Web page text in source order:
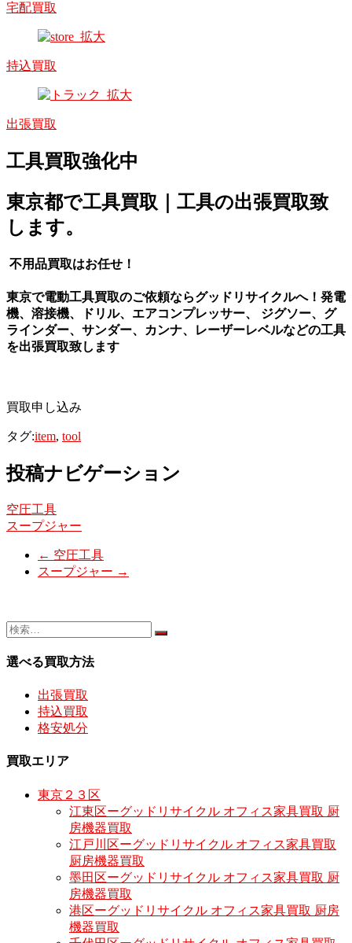
宅配買取
持込買取
出張買取
工具買取強化中
東京都で工具買取｜工具の出張買取致
します。
不用品買取はお任せ！
東京で電動工具買取のご依頼ならグッドリサイクルへ！発電
機、溶接機、ドリル、エアコンプレッサー、 ジグソー、グ
ラインダー、サンダー、カンナ、レーザーレベルなどの工具
を出張買取致します
買取申し込み
タグ:item, tool
投稿ナビゲーション
空圧工具
スープジャー
← 空圧工具
スープジャー →
選べる買取方法
出張買取
持込買取
格安処分
買取エリア
東京２３区
江東区ーグッドリサイクル オフィス家具買取 厨
房機器買取
江戸川区ーグッドリサイクル オフィス家具買取
厨房機器買取
墨田区ーグッドリサイクル オフィス家具買取 厨
房機器買取
港区ーグッドリサイクル オフィス家具買取 厨房
機器買取